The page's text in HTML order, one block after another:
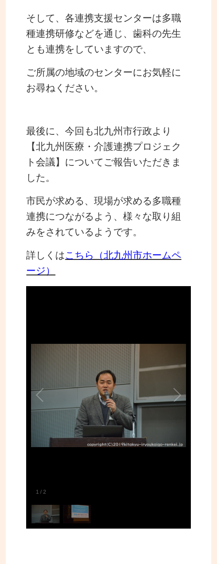
そして、各連携支援センターは多職
種連携研修などを通じ、歯科の先生
とも連携をしていますので、
ご所属の地域のセンターにお気軽に
お尋ねください。
最後に、今回も北九州市行政より
【北九州医療・介護連携プロジェク
ト会議】についてご報告いただきま
した。
市民が求める、現場が求める多職種
連携につながるよう、様々な取り組
みをされているようです。
詳しくはこちら（北九州市ホームペ
ージ）
1 /2